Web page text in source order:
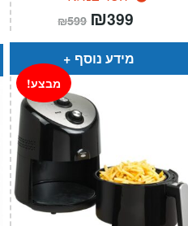
₪599 המחיר
המקורי
היה:
₪599.
₪399
הוא:
מידע נוסף
מבצע!